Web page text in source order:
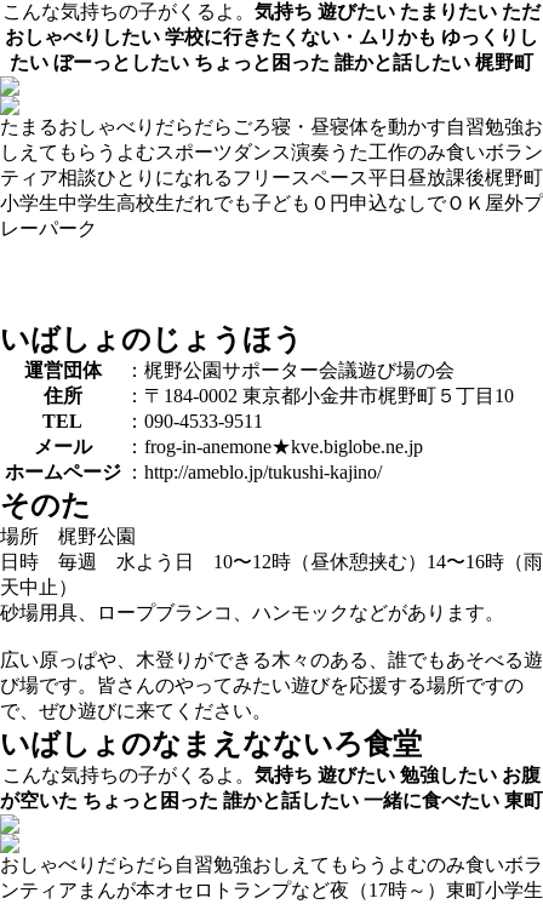
こんな気持ちの子がくるよ。 気持ち 遊びたい たまりたい ただ
おしゃべりしたい 学校に行きたくない・ムリかも ゆっくりし
たい ぼーっとしたい ちょっと困った 誰かと話したい 梶野町
たまるおしゃべり だらだら ごろ寝・昼寝体を動かす自習勉強お
しえてもらう よむスポーツダンス演奏 うた工作のみ食いボラン
ティア相談ひとりになれるフリースペース平日昼放課後梶野町
小学生中学生高校生だれでも子ども０円 申込なしでＯＫ 屋外プ
レーパーク
いばしょのじょうほう
運営団体
：梶野公園サポーター会議遊び場の会
住所
：〒184-0002 東京都小金井市梶野町５丁目10
TEL
：090-4533-9511
メール
：frog-in-anemone★kve.biglobe.ne.jp
ホームページ
：http://ameblo.jp/tukushi-kajino/
そのた
場所 梶野公園
日時 毎週 水よう日 10〜12時（昼休憩挟む）14〜16時（雨
天中止）
砂場用具、ロープブランコ、ハンモックなどがあります。
広い原っぱや、木登りができる木々のある、誰でもあそべる遊
び場です。皆さんのやってみたい遊びを応援する場所ですの
で、ぜひ遊びに来てください。
いばしょのなまえ なないろ食堂
こんな気持ちの子がくるよ。 気持ち 遊びたい 勉強したい お腹
が空いた ちょっと困った 誰かと話したい 一緒に食べたい 東町
おしゃべり だらだら 自習勉強おしえてもらう よむのみ食いボラ
ンティア まんが本オセロ トランプなど夜（17時～） 東町小学生